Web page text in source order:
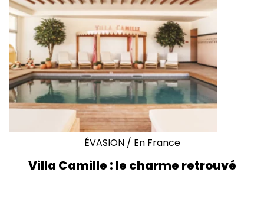
ÉVASION/ En France
Villa Camille : le charme retrouvé